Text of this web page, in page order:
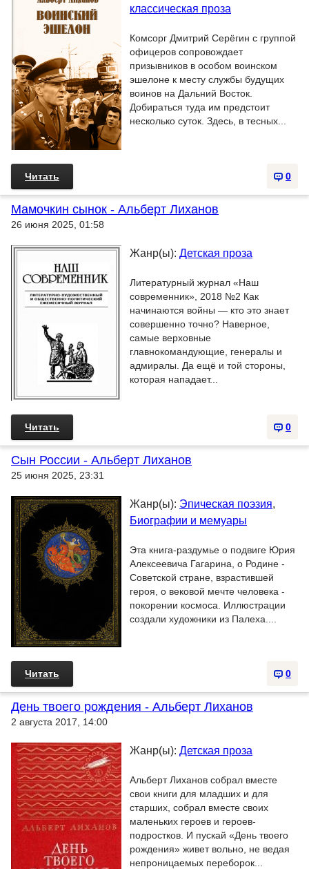
классическая проза
Комсорг Дмитрий Серёгин с группой
офицеров сопровождает
призывников в особом воинском
эшелоне к месту службы будущих
воинов на Дальний Восток.
Добираться туда им предстоит
несколько суток. Здесь, в тесных...
0
Читать
Мамочкин сынок - Альберт Лиханов
26 июня 2025, 01:58
Жанр(ы): Детская проза
Литературный журнал «Наш
современник», 2018 №2 Как
начинаются войны — кто это знает
совершенно точно? Наверное,
самые верховные
главнокомандующие, генералы и
адмиралы. Да ещё и той стороны,
которая нападает...
0
Читать
Сын России - Альберт Лиханов
25 июня 2025, 23:31
Жанр(ы): Эпическая поэзия,
Биографии и мемуары
Эта книга-раздумье о подвиге Юрия
Алексеевича Гагарина, о Родине -
Советской стране, взрастившей
героя, о вековой мечте человека -
покорении космоса. Иллюстрации
создали художники из Палеха....
0
Читать
День твоего рождения - Альберт Лиханов
2 августа 2017, 14:00
Жанр(ы): Детская проза
Альберт Лиханов собрал вместе
свои книги для младших и для
старших, собрал вместе своих
маленьких героев и героев-
подростков. И пускай «День твоего
рождения» живет вольно, не ведая
непроницаемых переборок...